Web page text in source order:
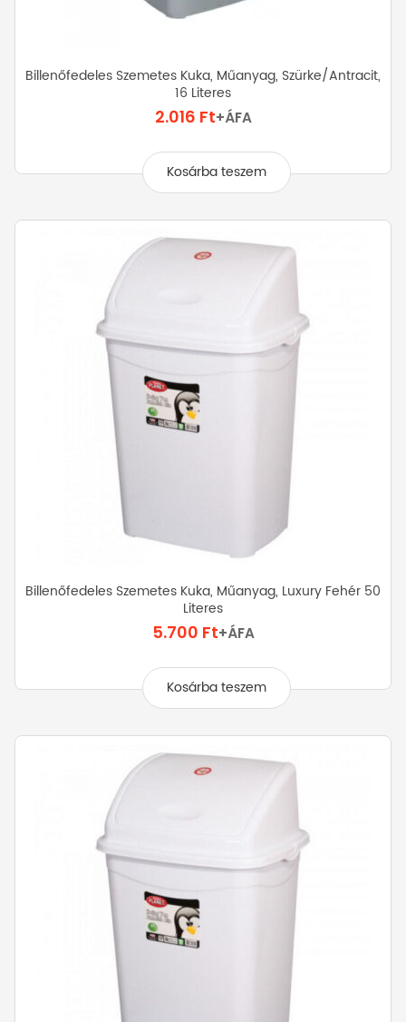
Billenőfedeles Szemetes Kuka, Műanyag, Szürke/antracit,
16 Literes
2.016 Ft+ÁFA
Kosárba teszem
Billenőfedeles Szemetes Kuka, Műanyag, Luxury Fehér 50
Literes
5.700 Ft+ÁFA
Kosárba teszem